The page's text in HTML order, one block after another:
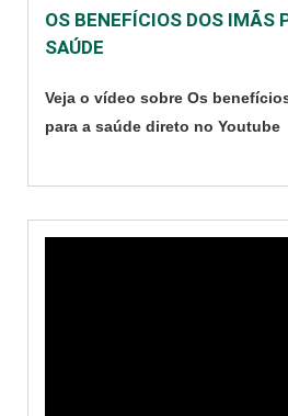
OS BENEFÍCIOS DOS IMÃS
SAÚDE
Veja o vídeo sobre Os
para a saúde direto no Youtube